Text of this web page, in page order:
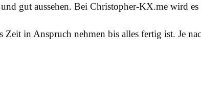
gut aussehen. Bei Christopher-KX.me wird
in Anspruch nehmen bis alles fertig ist. Je